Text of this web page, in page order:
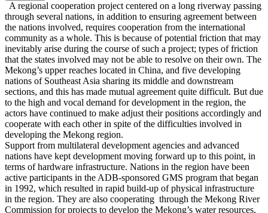
A regional cooperation project centered on a long riverway passing
through several nations, in addition to ensuring agreement between
the nations involved, requires cooperation from the international
community as a whole. This is because of potential friction that may
inevitably arise during the course of such a project; types of friction
that the states involved may not be able to resolve on their own. The
Mekong’s upper reaches located in China, and five developing
nations of Southeast Asia sharing its middle and downstream
sections, and this has made mutual agreement quite difficult. But due
to the high and vocal demand for development in the region, the
actors have continued to make adjust their positions accordingly and
cooperate with each other in spite of the difficulties involved in
developing the Mekong region.
Support from multilateral development agencies and advanced
nations have kept development moving forward up to this point, in
terms of hardware infrastructure. Nations in the region have been
active participants in the ADB-sponsored GMS program that began
in 1992, which resulted in rapid build-up of physical infrastructure
in the region. They are also cooperating through the Mekong River
Commission for projects to develop the Mekong’s water resources,